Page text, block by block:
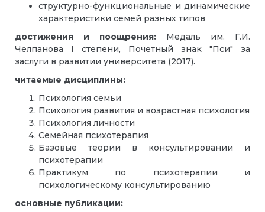
структурно-функциональные и динамические
характеристики семей разных типов
достижения и поощрения: Медаль им. Г.И.
Челпанова I степени, Почетный знак "Пси" за
заслуги в развитии университета (2017).
читаемые дисциплины:
Психология семьи
Психология развития и возрастная психология
Психология личности
Семейная психотерапия
Базовые теории в консультировании и
психотерапии
Практикум по психотерапии и
психологическому консультированию
основные публикации: